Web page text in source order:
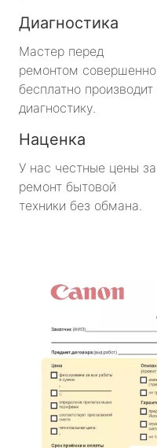
Диагностика
Мастер перед
ремонтом совершенно
бесплатно производит
диагностику.
Наценка
У нас честные цены за
ремонт бытовой
техники без обмана.